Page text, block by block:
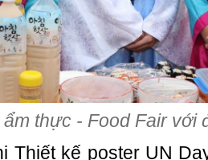
thực - Food Fair với
Thiết kế poster UN